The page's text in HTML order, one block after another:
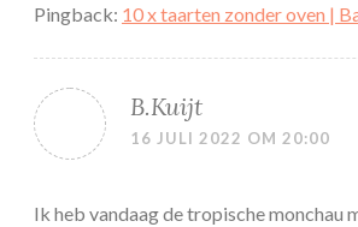
Pingback: 10 x taarten zonder oven |
B.Kuijt
16 JULI 2022 OM 20:00
Ik heb vandaag de tropische monchau